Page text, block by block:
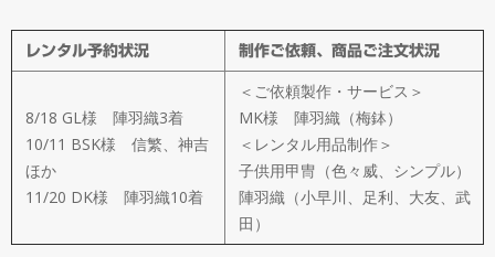
イ
ド
製
作
レンタル予約状況 制作ご依頼、商品ご注文状況
8/18 GL様 陣羽織3着
10/11 BSK様 信繁、神吉
ほか
11/20 DK様 陣羽織10着
＜ご依頼製作・サービス＞
MK様 陣羽織（梅鉢）
＜レンタル用品制作＞
子供用甲冑（色々威、シンプル）
陣羽織（小早川、足利、大友、武
田）